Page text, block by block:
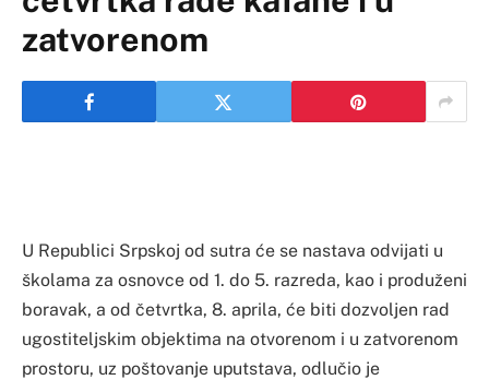
zatvorenom
U Republici Srpskoj od sutra će se nastava odvijati u
školama za osnovce od 1. do 5. razreda, kao i produženi
boravak, a od četvrtka, 8. aprila, će biti dozvoljen rad
ugostiteljskim objektima na otvorenom i u zatvorenom
prostoru, uz poštovanje uputstava, odlučio je